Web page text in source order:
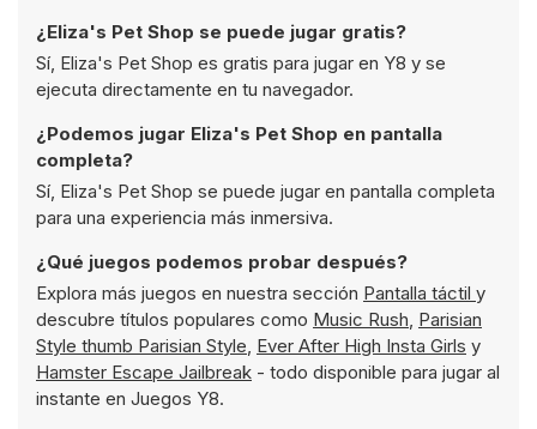
¿Eliza's Pet Shop se puede jugar gratis?
Sí, Eliza's Pet Shop es gratis para jugar en Y8 y se
ejecuta directamente en tu navegador.
¿Podemos jugar Eliza's Pet Shop en pantalla
completa?
Sí, Eliza's Pet Shop se puede jugar en pantalla completa
para una experiencia más inmersiva.
¿Qué juegos podemos probar después?
Explora más juegos en nuestra sección Pantalla táctil y
descubre títulos populares como Music Rush, Parisian
Style thumb Parisian Style, Ever After High Insta Girls y
Hamster Escape Jailbreak - todo disponible para jugar al
instante en Juegos Y8.